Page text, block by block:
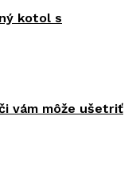
kotol s
vám môže ušetriť